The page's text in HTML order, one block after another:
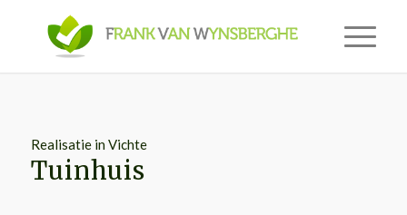
Realisatie in Vichte
Tuinhuis